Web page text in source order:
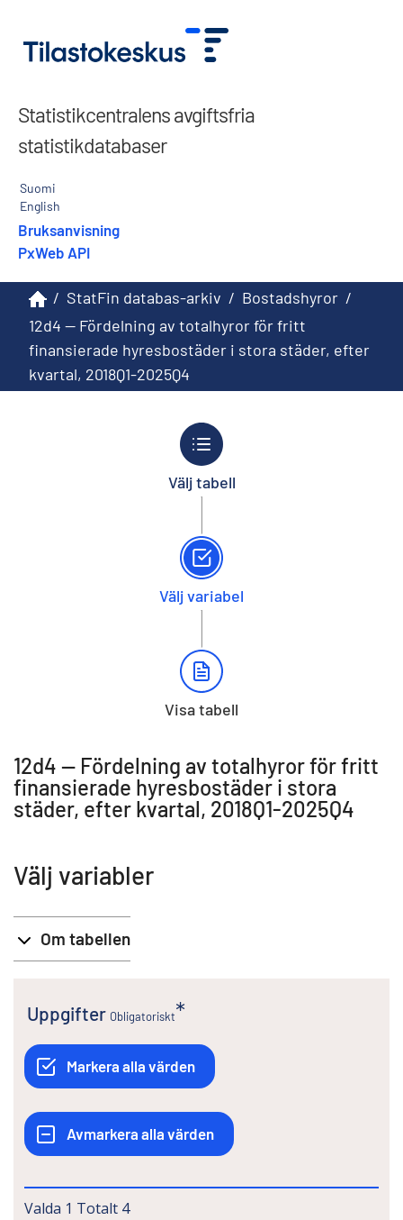
Statistikcentralens avgiftsfria
statistikdatabaser
Suomi
English
Bruksanvisning
PxWeb API
/ StatFin databas-arkiv / Bostadshyror /
12d4 -- Fördelning av totalhyror för fritt
finansierade hyresbostäder i stora städer, efter
kvartal, 2018Q1-2025Q4
Välj tabell
Välj variabel
Visa tabell
12d4 -- Fördelning av totalhyror för fritt
finansierade hyresbostäder i stora
städer, efter kvartal, 2018Q1-2025Q4
Välj variabler
Om tabellen
Uppgifter Obligatoriskt
Valda 1 Totalt 4